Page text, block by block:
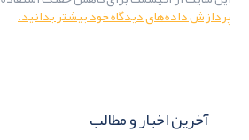
پردازش داده‌های دیدگاه خود بیشتر بدانید.
آخرین اخبار و مطالب